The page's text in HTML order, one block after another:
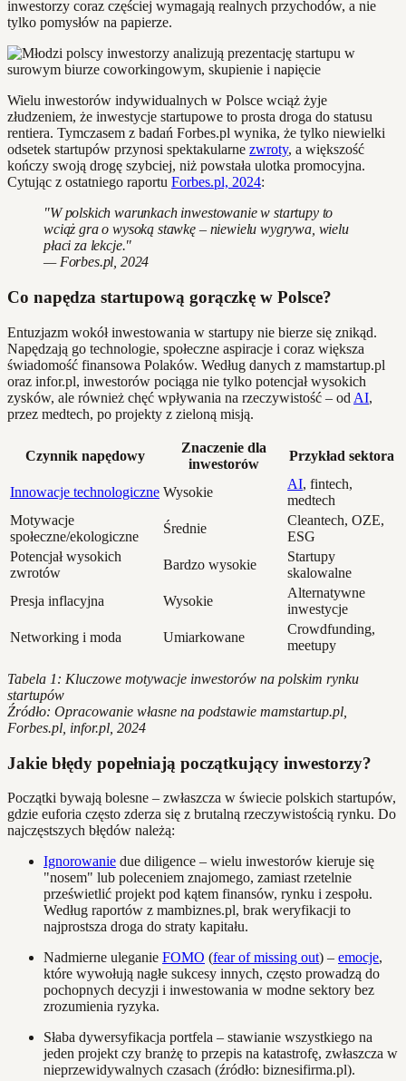
inwestorzy coraz częściej wymagają realnych przychodów, a nie
tylko pomysłów na papierze.
Wielu inwestorów indywidualnych w Polsce wciąż żyje
złudzeniem, że inwestycje startupowe to prosta droga do statusu
rentiera. Tymczasem z badań Forbes.pl wynika, że tylko niewielki
odsetek startupów przynosi spektakularne zwroty, a większość
kończy swoją drogę szybciej, niż powstała ulotka promocyjna.
Cytując z ostatniego raportu Forbes.pl, 2024:
"W polskich warunkach inwestowanie w startupy to
wciąż gra o wysoką stawkę – niewielu wygrywa, wielu
płaci za lekcje."
— Forbes.pl, 2024
Co napędza startupową gorączkę w Polsce?
Entuzjazm wokół inwestowania w startupy nie bierze się znikąd.
Napędzają go technologie, społeczne aspiracje i coraz większa
świadomość finansowa Polaków. Według danych z mamstartup.pl
oraz infor.pl, inwestorów pociąga nie tylko potencjał wysokich
zysków, ale również chęć wpływania na rzeczywistość – od AI,
przez medtech, po projekty z zieloną misją.
Czynnik napędowy
Znaczenie dla
inwestorów
Przykład sektora
Innowacje technologiczne Wysokie
AI, fintech,
medtech
Motywacje
społeczne/ekologiczne
Średnie
Cleantech, OZE,
ESG
Potencjał wysokich
zwrotów
Bardzo wysokie
Startupy
skalowalne
Presja inflacyjna
Wysokie
Alternatywne
inwestycje
Networking i moda
Umiarkowane
Crowdfunding,
meetupy
Tabela 1: Kluczowe motywacje inwestorów na polskim rynku
startupów
Źródło: Opracowanie własne na podstawie mamstartup.pl,
Forbes.pl, infor.pl, 2024
Jakie błędy popełniają początkujący inwestorzy?
Początki bywają bolesne – zwłaszcza w świecie polskich startupów,
gdzie euforia często zderza się z brutalną rzeczywistością rynku. Do
najczęstszych błędów należą:
Ignorowanie due diligence – wielu inwestorów kieruje się
"nosem" lub poleceniem znajomego, zamiast rzetelnie
prześwietlić projekt pod kątem finansów, rynku i zespołu.
Według raportów z mambiznes.pl, brak weryfikacji to
najprostsza droga do straty kapitału.
Nadmierne uleganie FOMO (fear of missing out) – emocje,
które wywołują nagłe sukcesy innych, często prowadzą do
pochopnych decyzji i inwestowania w modne sektory bez
zrozumienia ryzyka.
Słaba dywersyfikacja portfela – stawianie wszystkiego na
jeden projekt czy branżę to przepis na katastrofę, zwłaszcza w
nieprzewidywalnych czasach (źródło: biznesifirma.pl).